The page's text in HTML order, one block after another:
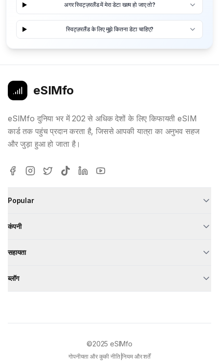
अगर स्विट्ज़रलैंड में मेरा डेटा खत्म हो जाए तो?
स्विट्ज़रलैंड के लिए मुझे कितना डेटा चाहिए?
eSIMfo
eSIMfo दुनिया भर में 202 से अधिक देशों के लिए किफायती eSIM
कार्ड तक पहुंच प्रदान करता है, जिससे आपकी यात्रा का अनुभव सहज
और जुड़ा हुआ हो जाता है।
Popular
कंपनी
सहायता
ब्लॉग
©2025 eSIMfo
गोपनीयता और कुकी नीति|नियम और शर्तें